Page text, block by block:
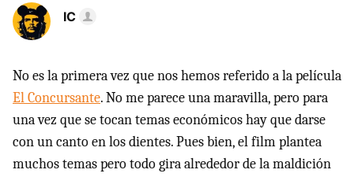
IC
No es la primera vez que nos hemos referido a la película
El Concursante. No me parece una maravilla, pero para
una vez que se tocan temas económicos hay que darse
con un canto en los dientes. Pues bien, el film plantea
muchos temas pero todo gira alrededor de la maldición